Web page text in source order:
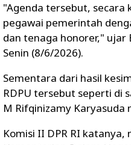
"Agenda tersebut, secara
pegawai pemerintah
dan tenaga honorer," ujar
Senin (8/6/2026).
Sementara dari hasil
RDPU tersebut seperti di
M Rifqinizamy Karyasuda
Komisi II DPR RI